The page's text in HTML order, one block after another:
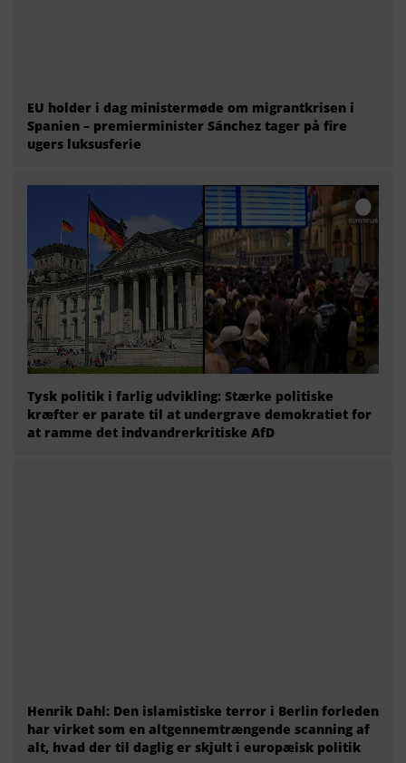
EU holder i dag ministermøde om migrantkrisen i
Spanien – premierminister Sánchez tager på fire
ugers luksusferie
Tysk politik i farlig udvikling: Stærke politiske
kræfter er parate til at undergrave demokratiet for
at ramme det indvandrerkritiske AfD
Henrik Dahl: Den islamistiske terror i Berlin forleden
har virket som en altgennemtrængende scanning af
alt, hvad der til daglig er skjult i europæisk politik